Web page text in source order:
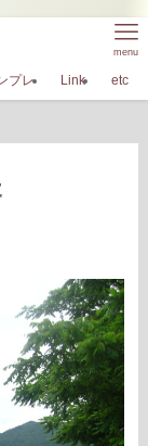
menu
プレ Link etc